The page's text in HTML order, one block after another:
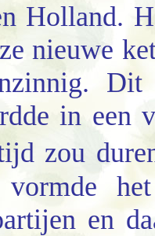
Holland.
nieuwe
Dit
in een
zou
en